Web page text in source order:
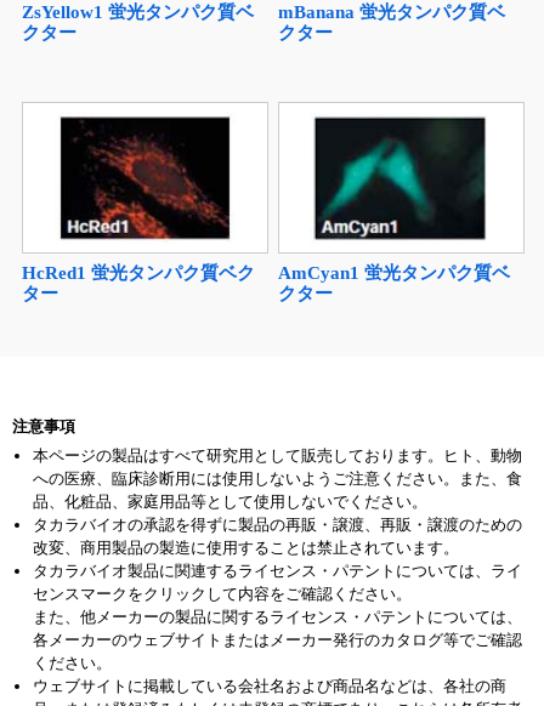
ZsYellow1 蛍光タンパク質ベ
クター
mBanana 蛍光タンパク質ベ
クター
HcRed1 蛍光タンパク質ベク
ター
AmCyan1 蛍光タンパク質ベ
クター
注意事項
本ページの製品はすべて研究用として販売しております。ヒト、動物
への医療、臨床診断用には使用しないようご注意ください。また、食
品、化粧品、家庭用品等として使用しないでください。
タカラバイオの承認を得ずに製品の再販・譲渡、再販・譲渡のための
改変、商用製品の製造に使用することは禁止されています。
タカラバイオ製品に関連するライセンス・パテントについては、ライ
センスマークをクリックして内容をご確認ください。
また、他メーカーの製品に関するライセンス・パテントについては、
各メーカーのウェブサイトまたはメーカー発行のカタログ等でご確認
ください。
ウェブサイトに掲載している会社名および商品名などは、各社の商